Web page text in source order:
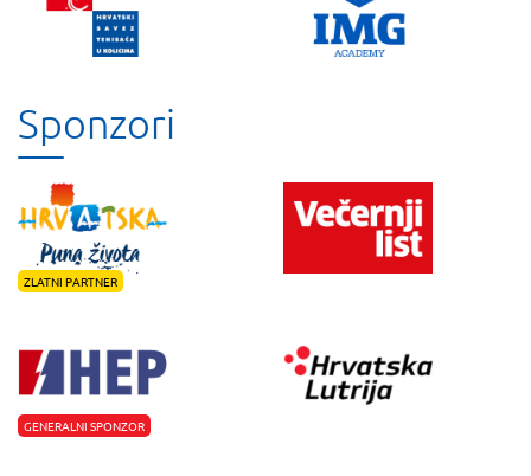
Sponzori
ZLATNI PARTNER
GENERALNI SPONZOR